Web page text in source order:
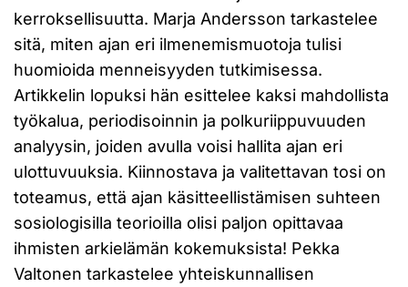
kerroksellisuutta. Marja Andersson tarkastelee
sitä, miten ajan eri ilmenemismuotoja tulisi
huomioida menneisyyden tutkimisessa.
Artikkelin lopuksi hän esittelee kaksi mahdollista
työkalua, periodisoinnin ja polkuriippuvuuden
analyysin, joiden avulla voisi hallita ajan eri
ulottuvuuksia. Kiinnostava ja valitettavan tosi on
toteamus, että ajan käsitteellistämisen suhteen
sosiologisilla teorioilla olisi paljon opittavaa
ihmisten arkielämän kokemuksista! Pekka
Valtonen tarkastelee yhteiskunnallisen